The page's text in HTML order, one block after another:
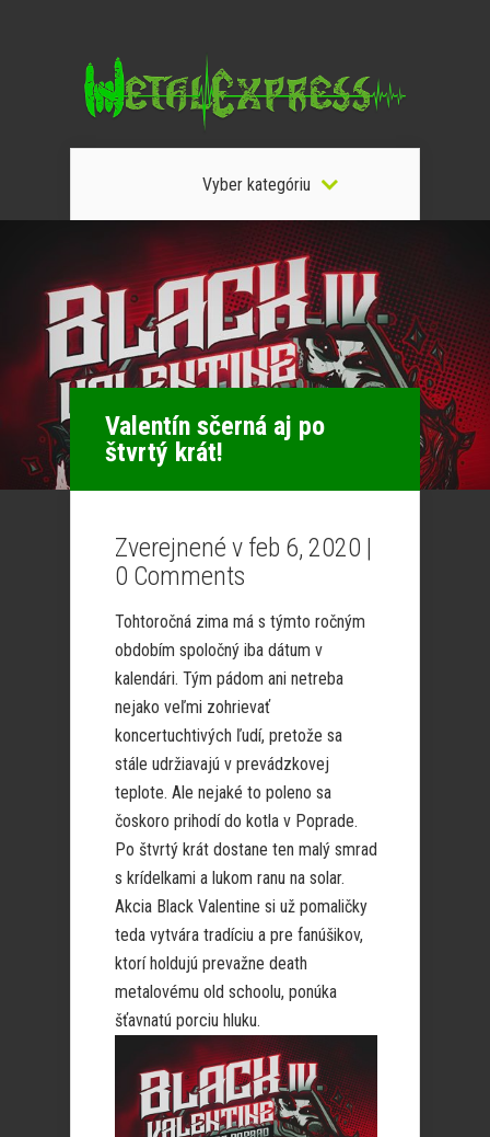
Vyber kategóriu
Valentín sčerná aj po
štvrtý krát!
Zverejnené v feb 6, 2020 |
0 Comments
Tohtoročná zima má s týmto ročným
obdobím spoločný iba dátum v
kalendári. Tým pádom ani netreba
nejako veľmi zohrievať
koncertuchtivých ľudí, pretože sa
stále udržiavajú v prevádzkovej
teplote. Ale nejaké to poleno sa
čoskoro prihodí do kotla v Poprade.
Po štvrtý krát dostane ten malý smrad
s krídelkami a lukom ranu na solar.
Akcia Black Valentine si už pomaličky
teda vytvára tradíciu a pre fanúšikov,
ktorí holdujú prevažne death
metalovému old schoolu, ponúka
šťavnatú porciu hluku.